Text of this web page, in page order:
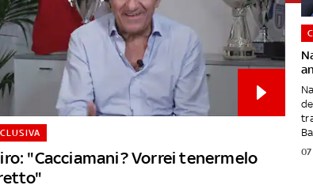
"Cacciamani? Vorrei tenermelo
07